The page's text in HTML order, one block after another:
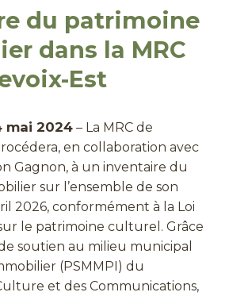
du patrimoine
dans la MRC
Est
mai 2024 – La MRC de
en collaboration avec
Gagnon, à un inventaire du
sur l’ensemble de son
2026, conformément à la Loi
le patrimoine culturel. Grâce
soutien au milieu municipal
(PSMMPI) du
et des Communications,